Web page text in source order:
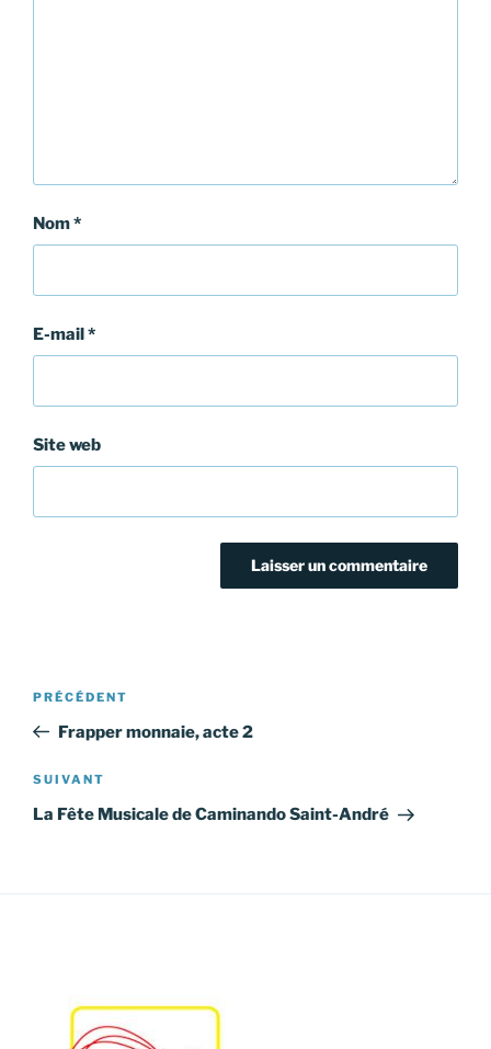
Nom*
E-mail*
Site web
Navigation
l’article
Article
précédent
PRÉCÉDENT
Frapper monnaie, acte 2
Article
suivant
SUIVANT
La Fête Musicale de Caminando Saint-André